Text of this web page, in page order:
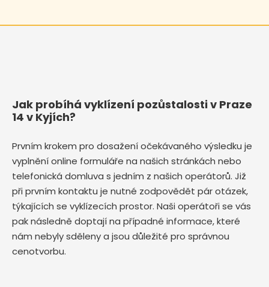
Jak probíhá vyklízení pozůstalosti v Praze
14 v Kyjích?
Prvním krokem pro dosažení očekávaného výsledku je
vyplnění online formuláře na našich stránkách nebo
telefonická domluva s jedním z našich operátorů. Již
při prvním kontaktu je nutné zodpovědět pár otázek,
týkajících se vyklízecích prostor. Naši operátoři se vás
pak následně doptají na případné informace, které
nám nebyly sděleny a jsou důležité pro správnou
cenotvorbu.